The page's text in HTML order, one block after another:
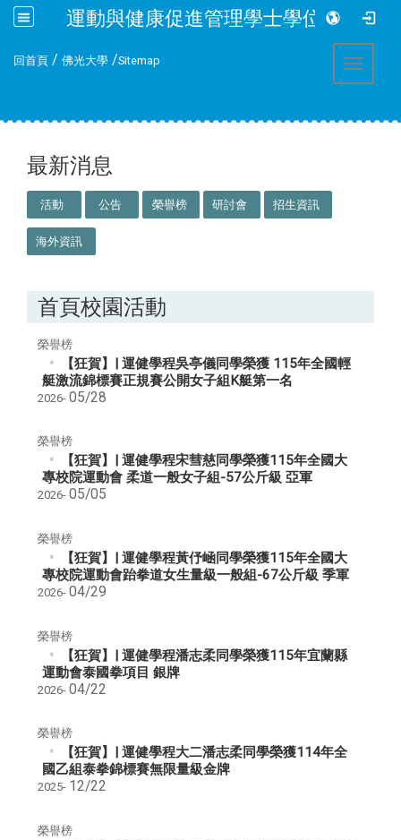
運動與健康促進管理學士學位學程
回首頁 / 佛光大學 /Sitemap Toggle
最新消息
活動 公告 榮譽榜 研討會 招生資訊
海外資訊
首頁校園活動
榮譽榜
【狂賀】| 運健學程吳亭儀同學榮獲 115年全國輕
艇激流錦標賽正規賽公開女子組K艇第一名
2026- 05/28
榮譽榜
【狂賀】| 運健學程宋彗慈同學榮獲115年全國大
專校院運動會 柔道一般女子組-57公斤級 亞軍
2026- 05/05
榮譽榜
【狂賀】| 運健學程黃伃崡同學榮獲115年全國大
專校院運動會跆拳道女生量級一般組-67公斤級 季軍
2026- 04/29
榮譽榜
【狂賀】| 運健學程潘志柔同學榮獲115年宜蘭縣
運動會泰國拳項目 銀牌
2026- 04/22
榮譽榜
【狂賀】| 運健學程大二潘志柔同學榮獲114年全
國乙組泰拳錦標賽無限量級金牌
2025- 12/22
榮譽榜